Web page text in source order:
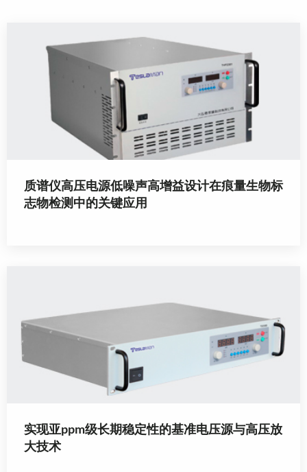
质谱仪高压电源低噪声高增益设计在痕量生物标
志物检测中的关键应用
实现亚ppm级长期稳定性的基准电压源与高压放
大技术